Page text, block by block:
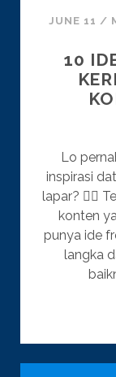
JUNE 11 /
10
Lo
inspirasi
lapar? 😵‍💫
konten
punya ide
langka